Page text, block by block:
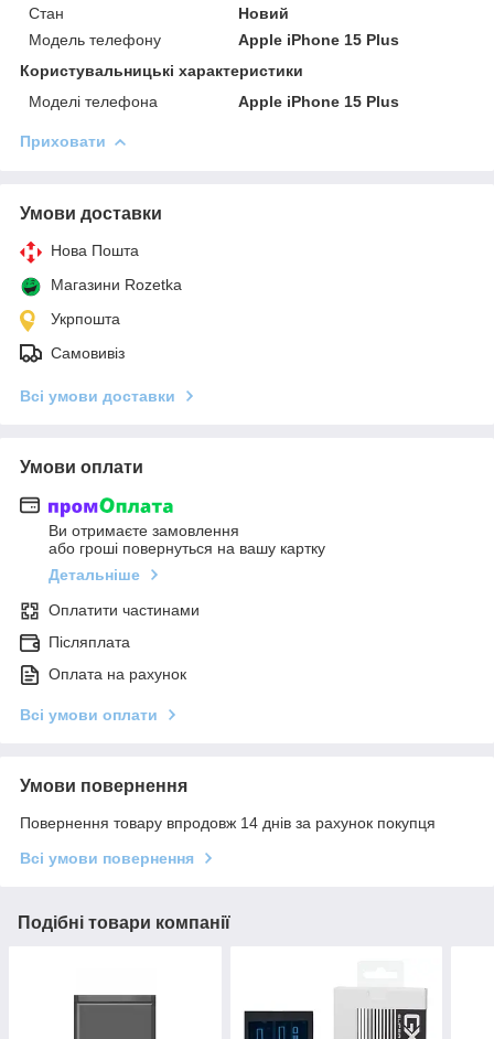
Стан
Новий
Модель телефону
Apple iPhone 15 Plus
Користувальницькі характеристики
Моделі телефона
Apple iPhone 15 Plus
Приховати
Умови доставки
Нова Пошта
Магазини Rozetka
Укрпошта
Самовивіз
Всі умови доставки
Умови оплати
Ви отримаєте замовлення
або гроші повернуться на вашу картку
Детальніше
Оплатити частинами
Післяплата
Оплата на рахунок
Всі умови оплати
Умови повернення
Повернення товару впродовж 14 днів за рахунок покупця
Всі умови повернення
Подібні товари компанії